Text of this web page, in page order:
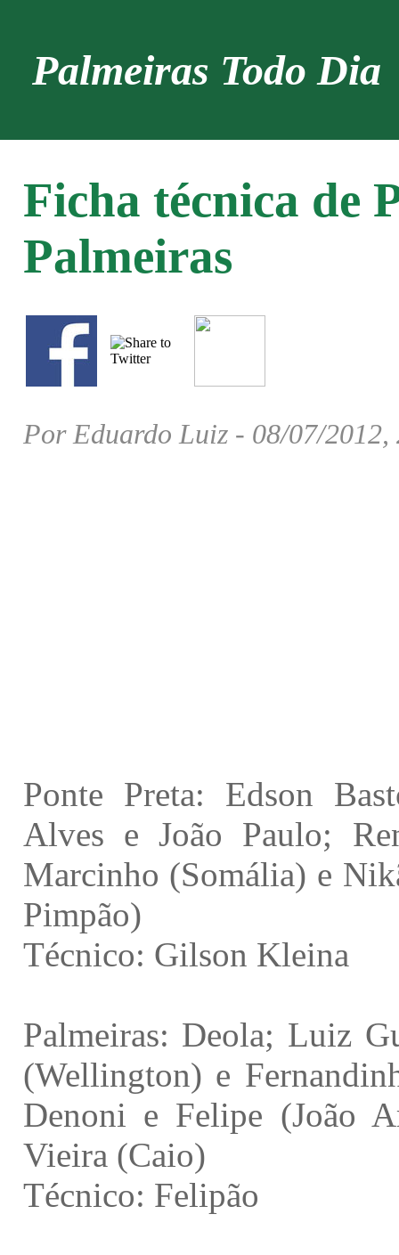
Palmeiras Todo Dia
Ficha técnica de
Palmeiras
Por Eduardo Luiz - 08/07/2012,
Ponte Preta: Edson
Alves e João Paulo;
Marcinho (Somália) e
Pimpão)
Técnico: Gilson Kleina
Palmeiras: Deola; Luiz
(Wellington) e
Denoni e Felipe (João
Vieira (Caio)
Técnico: Felipão